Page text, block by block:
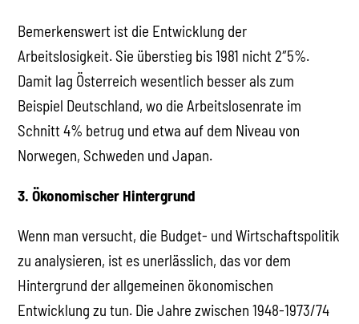
Bemerkenswert ist die Entwicklung der
Arbeitslosigkeit. Sie überstieg bis 1981 nicht 2″5%.
Damit lag Österreich wesentlich besser als zum
Beispiel Deutschland, wo die Arbeitslosenrate im
Schnitt 4% betrug und etwa auf dem Niveau von
Norwegen, Schweden und Japan.
3. Ökonomischer Hintergrund
Wenn man versucht, die Budget- und Wirtschaftspolitik
zu analysieren, ist es unerlässlich, das vor dem
Hintergrund der allgemeinen ökonomischen
Entwicklung zu tun. Die Jahre zwischen 1948-1973/74